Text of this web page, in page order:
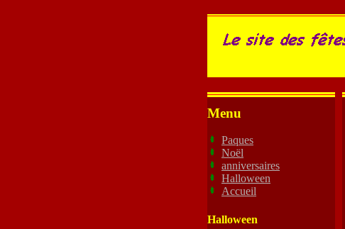
Menu
Paques
Noël
anniversaires
Halloween
Accueil
Halloween